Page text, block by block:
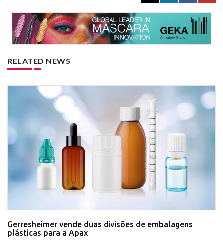
RELATED NEWS
Gerresheimer vende duas divisões de embalagens
plásticas para a Apax